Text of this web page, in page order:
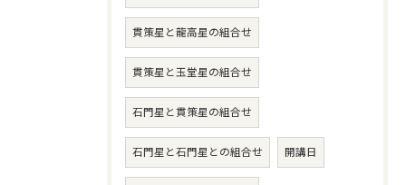
貫策星と龍高星の組合せ
貫策星と玉堂星の組合せ
石門星と貫策星の組合せ
石門星と石門星との組合せ 開講日